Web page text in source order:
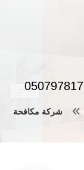
شركة مكافحة الوزغ في